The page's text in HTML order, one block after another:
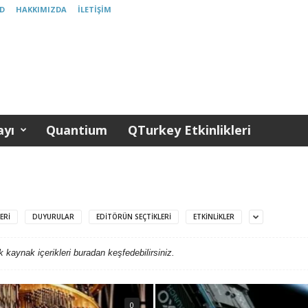
HAKKIMIZDA İLETIŞIM
Quantium QTurkey Etkinlikleri
DUYURULAR EDITÖRÜN SEÇTIKLERI ETKINLIKLER
içerikleri buradan keşfedebilirsiniz.
0